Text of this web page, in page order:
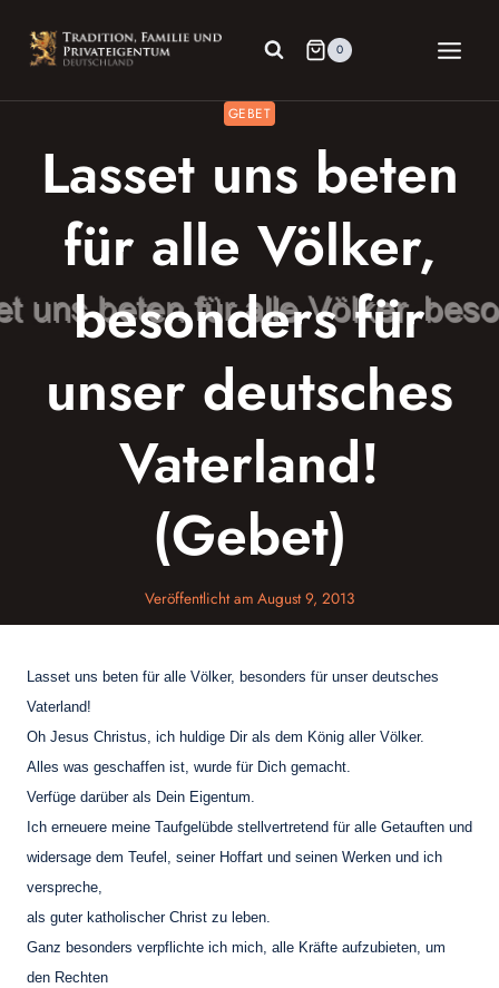
Inhalt
springen
0
GEBET
Lasset uns beten
für alle Völker,
besonders für
unser deutsches
Vaterland!
(Gebet)
Veröffentlicht am August 9, 2013
Lasset uns beten für alle Völker, besonders für unser deutsches
Vaterland!
Oh Jesus Christus, ich huldige Dir als dem König aller Völker.
Alles was geschaffen ist, wurde für Dich gemacht.
Verfüge darüber als Dein Eigentum.
Ich erneuere meine Taufgelübde stellvertretend für alle Getauften und
widersage dem Teufel, seiner Hoffart und seinen Werken und ich
verspreche,
als guter katholischer Christ zu leben.
Ganz besonders verpflichte ich mich, alle Kräfte aufzubieten, um
den Rechten